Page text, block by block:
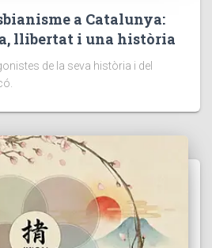
a Catalunya:
llibertat i una història
de la seva història i del